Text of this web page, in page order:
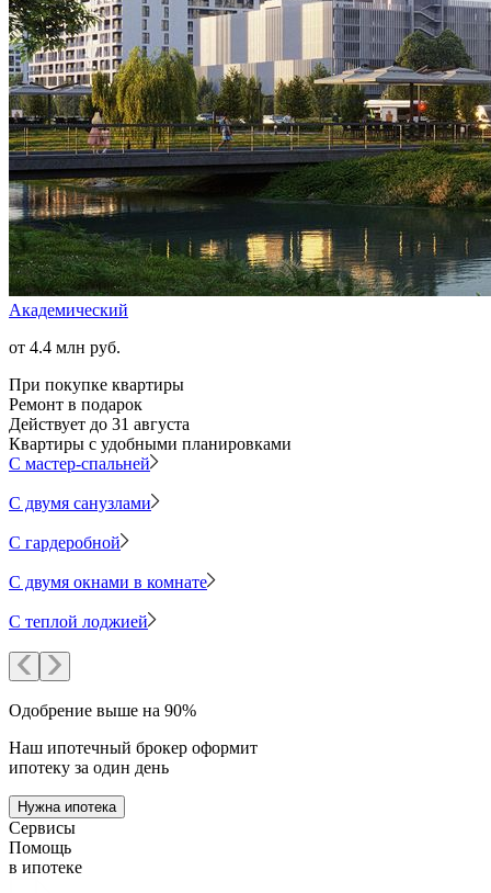
Академический
от 4.4 млн руб.
При покупке квартиры
Ремонт в подарок
Действует до 31 августа
Квартиры с удобными планировками
С мастер-спальней
С двумя санузлами
С гардеробной
С двумя окнами в комнате
С теплой лоджией
Одобрение выше на 90%
Наш ипотечный брокер оформит
ипотеку за один день
Нужна ипотека
Сервисы
Помощь
в ипотеке